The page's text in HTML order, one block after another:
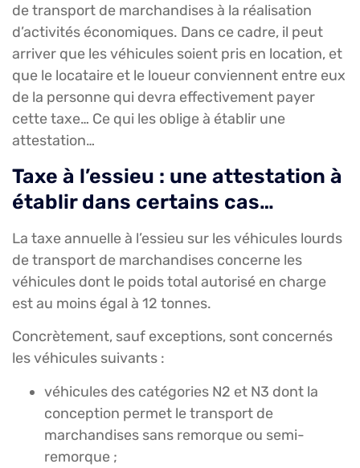
de transport de marchandises à la réalisation
d’activités économiques. Dans ce cadre, il peut
arriver que les véhicules soient pris en location, et
que le locataire et le loueur conviennent entre eux
de la personne qui devra effectivement payer
cette taxe… Ce qui les oblige à établir une
attestation…
Taxe à l’essieu : une attestation à
établir dans certains cas…
La taxe annuelle à l’essieu sur les véhicules lourds
de transport de marchandises concerne les
véhicules dont le poids total autorisé en charge
est au moins égal à 12 tonnes.
Concrètement, sauf exceptions, sont concernés
les véhicules suivants :
véhicules des catégories N2 et N3 dont la
conception permet le transport de
marchandises sans remorque ou semi-
remorque ;